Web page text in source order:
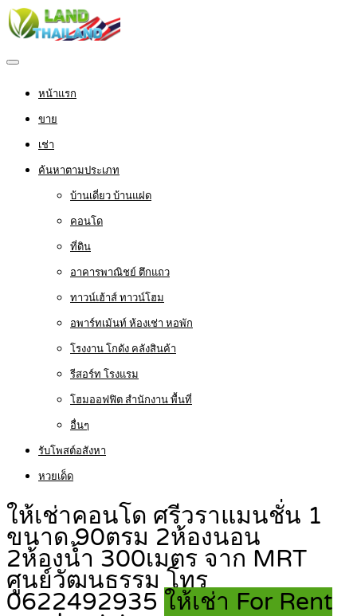
หน้าแรก
ขาย
เช่า
ค้นหาตามประเภท
บ้านเดี่ยว บ้านแฝด
คอนโด
ที่ดิน
อาคารพาณิชย์ ตึกแถว
ทาวน์เฮ้าส์ ทาวน์โฮม
อพาร์ทเม้นท์ ห้องเช่า หอพัก
โรงงาน โกดัง คลังสินค้า
รีสอร์ท โรงแรม
โฮมออฟฟิต สำนักงาน พื้นที่
อื่นๆ
รับโพสต์อสังหา
หวยเด็ด
ให้เช่าคอนโด ศรีวราแมนชั่น 1
ขนาด 90ตรม 2ห้องนอน
2ห้องน้ำ 300เมตร จาก MRT
ศูนย์วัฒนธรรม โทร
0622492935 ให้เช่า For Rent